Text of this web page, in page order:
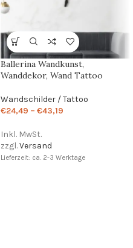
Ballerina Wandkunst,
Wanddekor, Wand Tattoo
Wandschilder / Tattoo
€24,49 – €43,19
Inkl. MwSt.
zzgl.Versand
Lieferzeit: ca. 2-3 Werktage